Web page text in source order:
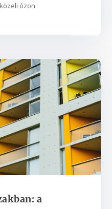
ózon
a